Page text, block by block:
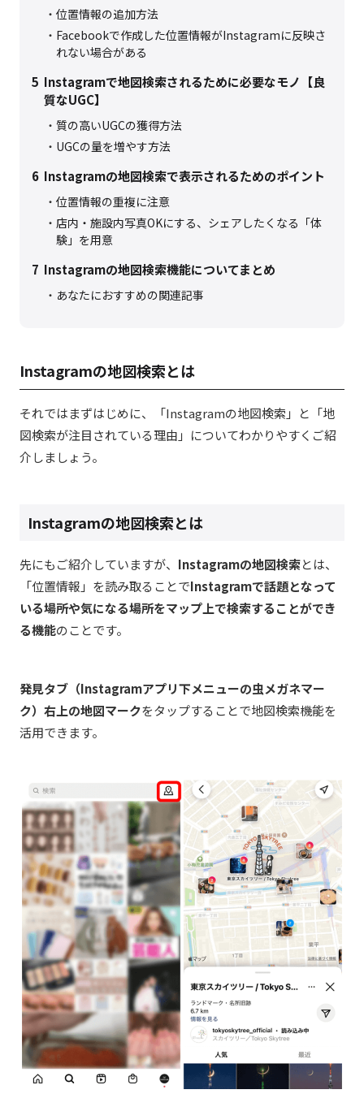
位置情報の追加方法
Facebookで作成した位置情報がInstagramに反映さ
れない場合がある
5 Instagramで地図検索されるために必要なモノ【良
質なUGC】
質の高いUGCの獲得方法
UGCの量を増やす方法
6 Instagramの地図検索で表示されるためのポイント
位置情報の重複に注意​
店内・施設内写真OKにする、シェアしたくなる「体
験」を用意
7 Instagramの地図検索機能についてまとめ
あなたにおすすめの関連記事
Instagramの地図検索とは
それではまずはじめに、「Instagramの地図検索」と「地
図検索が注目されている理由」についてわかりやすくご紹
介しましょう。
Instagramの地図検索とは
先にもご紹介していますが、 Instagramの地図検索とは、
「位置情報」を読み取ることでInstagramで話題となって
いる場所や気になる場所をマップ上で検索することができ
る機能のことです。
発見タブ（Instagramアプリ下メニューの虫メガネマー
ク）右上の地図マークをタップすることで地図検索機能を
活用できます。